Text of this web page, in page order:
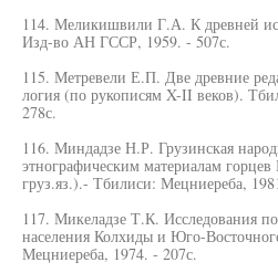
114. Меликишвили Г.А. К древней
Изд-во АН ГССР, 1959. - 507с.
115. Метревели Е.П. Две древние
логия (по рукописям X-II веков).
278с.
116. Миндадзе Н.Р. Грузинская
этнографическим материалам
груз.яз.).- Тбилиси: Мецниереба,
117. Микеладзе Т.К. Исследования
населения Колхиды и Юго-
Мецниереба, 1974. - 207с.